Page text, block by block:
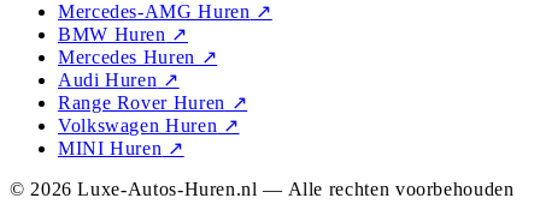
Mercedes-AMG Huren ↗
BMW Huren ↗
Mercedes Huren ↗
Audi Huren ↗
Range Rover Huren ↗
Volkswagen Huren ↗
MINI Huren ↗
© 2026 Luxe-Autos-Huren.nl — Alle rechten voorbehouden